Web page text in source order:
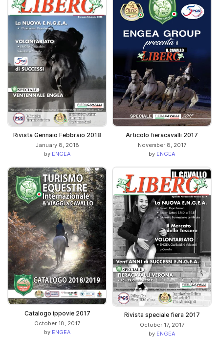
Rivista Gennaio Febbraio 2018
January 8, 2018
by ENGEA
Articolo fieracavalli 2017
November 8, 2017
by ENGEA
Catalogo ippovie 2017
October 18, 2017
by ENGEA
Rivista speciale fiera 2017
October 17, 2017
by ENGEA